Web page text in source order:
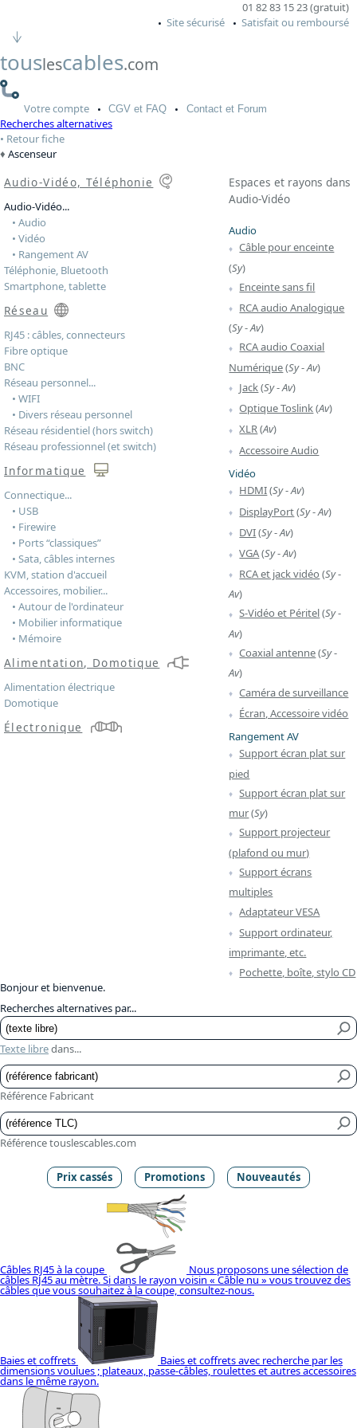
01 82 83 15 23 (gratuit)
Site sécurisé
Satisfait ou remboursé
touslescables.com
Votrecompte CGV et FAQ Contactet Forum
Recherches alternatives
Retour fiche
Ascenseur
Espaces et rayons dans
Audio-Vidéo
Audio
Câble pour enceinte
(Sy)
Enceinte sans fil
RCA audio Analogique
(Sy-Av)
RCA audio Coaxial
Numérique(Sy-Av)
Jack(Sy-Av)
Optique Toslink(Av)
XLR(Av)
Accessoire Audio
Vidéo
HDMI(Sy-Av)
DisplayPort(Sy-Av)
DVI(Sy-Av)
VGA(Sy-Av)
RCA et jack vidéo (Sy-
Av)
S-Vidéo et Péritel(Sy-
Av)
Coaxial antenne(Sy-
Av)
Caméra de surveillance
Écran, Accessoire vidéo
Rangement AV
Support écran plat sur
pied
Support écran plat sur
mur(Sy)
Support projecteur
(plafond ou mur)
Support écrans
multiples
Adaptateur VESA
Support ordinateur,
imprimante, etc.
Pochette, boîte, stylo CD
Audio-Vidéo, Téléphonie
Audio-Vidéo...
• Audio
• Vidéo
• Rangement AV
Téléphonie, Bluetooth
Smartphone, tablette
Réseau
RJ45 : câbles, connecteurs
Fibre optique
BNC
Réseau personnel...
• WIFI
• Divers réseau personnel
Réseau résidentiel (hors switch)
Réseau professionnel (et switch)
Informatique
Connectique...
• USB
• Firewire
• Ports “classiques”
• Sata, câbles internes
KVM, station d'accueil
Accessoires, mobilier...
• Autour de l'ordinateur
• Mobilier informatique
• Mémoire
Alimentation, Domotique
Alimentation électrique
Domotique
Électronique
Bonjour et bienvenue.
Recherches alternatives par...
Texte libredans...
Référence Fabricant
Référence touslescables.com
Prix cassés Promotions Nouveautés
Câbles RJ45 à la coupe Nous proposons une sélection de
câbles RJ45 au mètre. Si dans le rayon voisin « Câble nu » vous trouvez des
câbles que vous souhaitez à la coupe, consultez-nous.
Baies et coffrets Baies et coffrets avec recherche par les
dimensions voulues ; plateaux, passe-câbles, roulettes et autres accessoires
dans le même rayon.